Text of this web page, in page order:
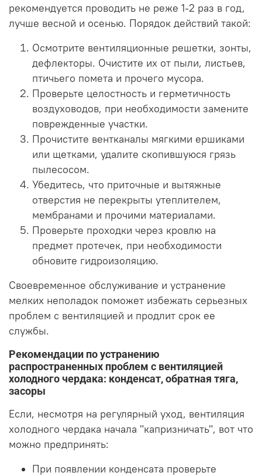
рекомендуется проводить не реже 1-2 раз в год,
лучше весной и осенью. Порядок действий такой:
Осмотрите вентиляционные решетки, зонты,
дефлекторы. Очистите их от пыли, листьев,
птичьего помета и прочего мусора.
Проверьте целостность и герметичность
воздуховодов, при необходимости замените
поврежденные участки.
Прочистите вентканалы мягкими ершиками
или щетками, удалите скопившуюся грязь
пылесосом.
Убедитесь, что приточные и вытяжные
отверстия не перекрыты утеплителем,
мембранами и прочими материалами.
Проверьте проходки через кровлю на
предмет протечек, при необходимости
обновите гидроизоляцию.
Своевременное обслуживание и устранение
мелких неполадок поможет избежать серьезных
проблем с вентиляцией и продлит срок ее
службы.
Рекомендации по устранению
распространенных проблем с вентиляцией
холодного чердака: конденсат, обратная тяга,
засоры
Если, несмотря на регулярный уход, вентиляция
холодного чердака начала "капризничать", вот что
можно предпринять:
При появлении конденсата проверьте